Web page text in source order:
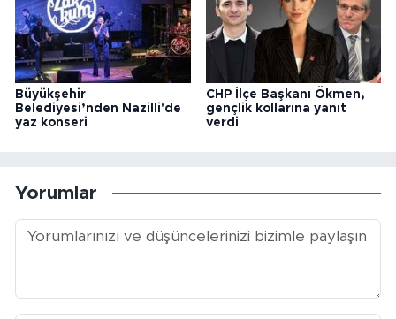
Büyükşehir
Belediyesi’nden Nazilli'de
yaz konseri
CHP İlçe Başkanı Ökmen,
gençlik kollarına yanıt
verdi
Yorumlar